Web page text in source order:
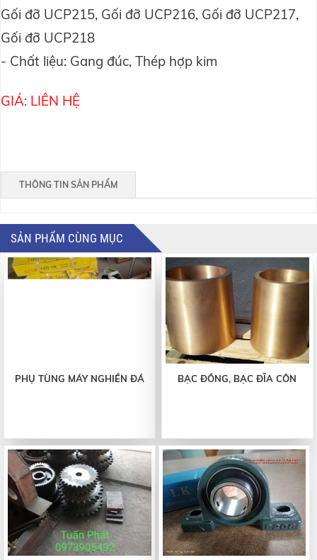
Gối đỡ UCP215, Gối đỡ UCP216, Gối đỡ UCP217,
Gối đỡ UCP218
- Chất liệu: Gang đúc, Thép hợp kim
GIÁ: LIÊN HỆ
THÔNG TIN SẢN PHẨM
SẢN PHẨM CÙNG MỤC
PHỤ TÙNG MÁY NGHIỀN ĐÁ BẠC ĐỒNG, BẠC ĐĨA CÔN